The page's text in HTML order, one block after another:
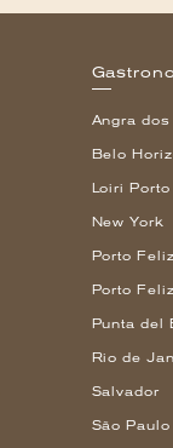
Angra
Belo
Loiri
New York
Porto
Porto
Punta del
Rio de
Salvador
São Paulo